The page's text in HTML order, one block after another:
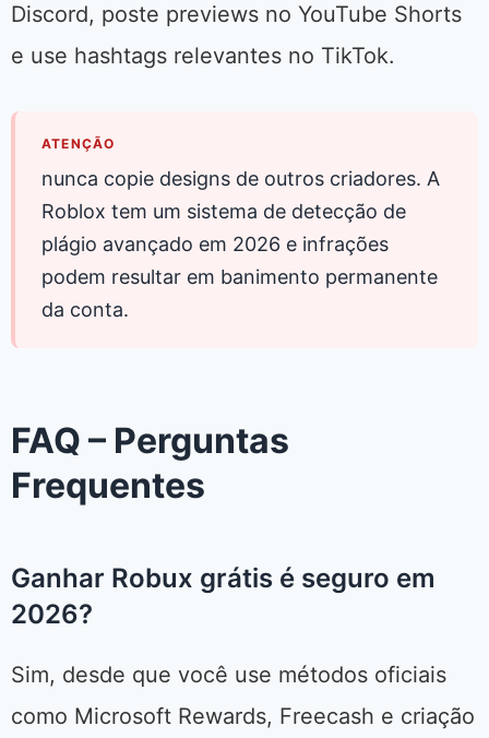
Discord, poste previews no YouTube Shorts
e use hashtags relevantes no TikTok.
ATENÇÃO
nunca copie designs de outros criadores. A
Roblox tem um sistema de detecção de
plágio avançado em 2026 e infrações
podem resultar em banimento permanente
da conta.
FAQ – Perguntas
Frequentes
Ganhar Robux grátis é seguro em
2026?
Sim, desde que você use métodos oficiais
como Microsoft Rewards, Freecash e criação